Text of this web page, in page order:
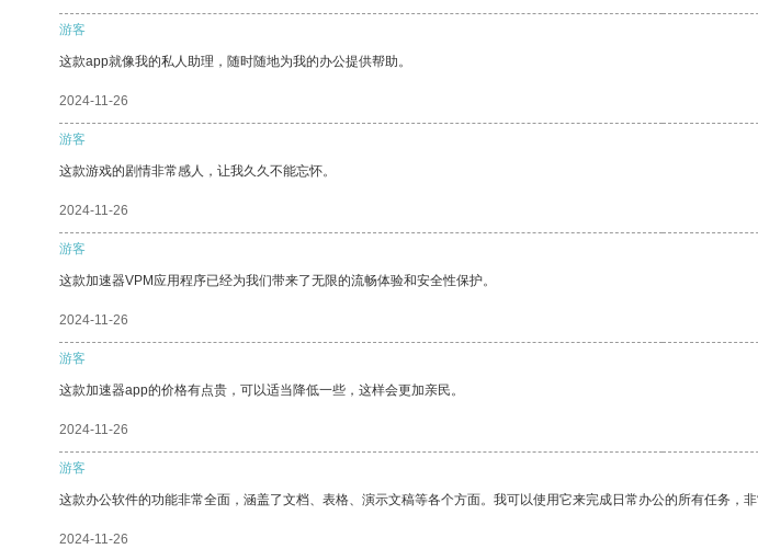
游客
这款app就像我的私人助理，随时随地为我的办公提供帮助。
2024-11-26
游客
这款游戏的剧情非常感人，让我久久不能忘怀。
2024-11-26
游客
这款加速器VPM应用程序已经为我们带来了无限的流畅体验和安全性保护。
2024-11-26
游客
这款加速器app的价格有点贵，可以适当降低一些，这样会更加亲民。
2024-11-26
游客
这款办公软件的功能非常全面，涵盖了文档、表格、演示文稿等各个方面。我可以使用它来完成日常办公的所有任务，非
2024-11-26